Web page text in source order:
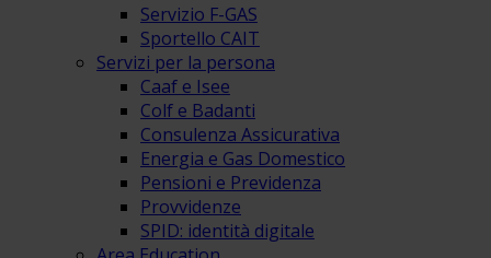
Servizio F-GAS
Sportello CAIT
Servizi per la persona
Caaf e Isee
Colf e Badanti
Consulenza Assicurativa
Energia e Gas Domestico
Pensioni e Previdenza
Provvidenze
SPID: identità digitale